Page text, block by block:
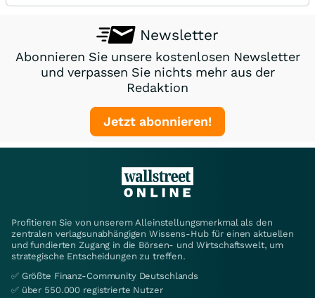
Newsletter
Abonnieren Sie unsere kostenlosen Newsletter
und verpassen Sie nichts mehr aus der
Redaktion
Jetzt abonnieren!
Profitieren Sie von unserem Alleinstellungsmerkmal als den
zentralen verlagsunabhängigen Wissens-Hub für einen aktuellen
und fundierten Zugang in die Börsen- und Wirtschaftswelt, um
strategische Entscheidungen zu treffen.
✅ Größte Finanz-Community Deutschlands
✅ über 550.000 registrierte Nutzer